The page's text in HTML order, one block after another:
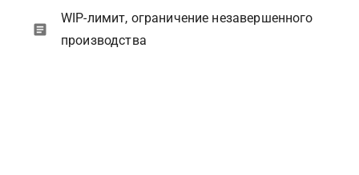
WIP-лимит, ограничение незавершенного
производства